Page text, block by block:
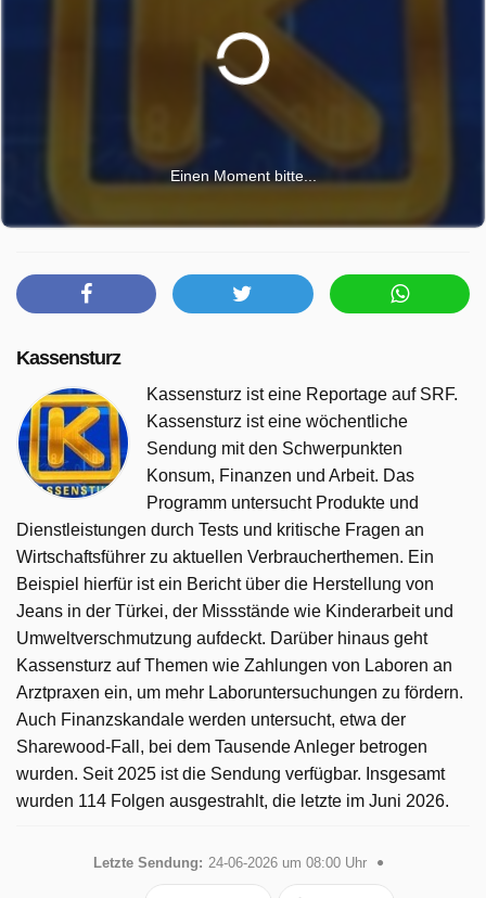
Einen Moment bitte...
Kassensturz
Kassensturz ist eine Reportage auf SRF.
Kassensturz ist eine wöchentliche
Sendung mit den Schwerpunkten
Konsum, Finanzen und Arbeit. Das
Programm untersucht Produkte und
Dienstleistungen durch Tests und kritische Fragen an
Wirtschaftsführer zu aktuellen Verbraucherthemen. Ein
Beispiel hierfür ist ein Bericht über die Herstellung von
Jeans in der Türkei, der Missstände wie Kinderarbeit und
Umweltverschmutzung aufdeckt. Darüber hinaus geht
Kassensturz auf Themen wie Zahlungen von Laboren an
Arztpraxen ein, um mehr Laboruntersuchungen zu fördern.
Auch Finanzskandale werden untersucht, etwa der
Sharewood-Fall, bei dem Tausende Anleger betrogen
wurden. Seit 2025 ist die Sendung verfügbar. Insgesamt
wurden 114 Folgen ausgestrahlt, die letzte im Juni 2026.
Letzte Sendung: 24-06-2026 um 08:00 Uhr